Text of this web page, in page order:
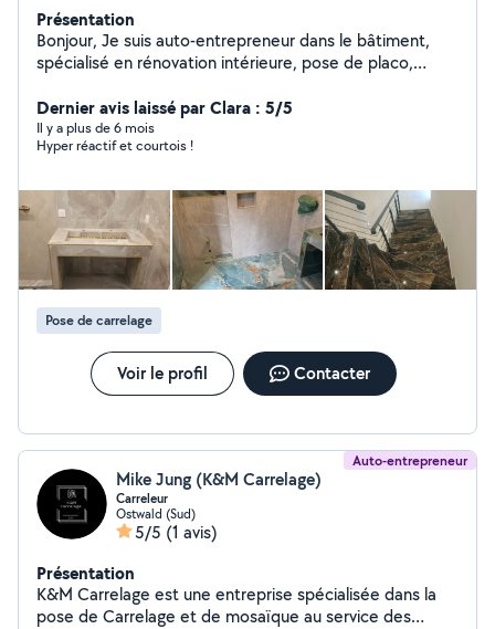
Présentation
Bonjour, Je suis auto-entrepreneur dans le bâtiment,
spécialisé en rénovation intérieure, pose de placo,
travail soigné, rapide et à prix raisonnable. Je suis
disponible pour des petits ou grands chantiers, en sous-
traitance ou directement avec particuliers. N'hésitez
Strasbourg
Dernier avis laissé par Clara : 5/5
Il y a plus de 6 mois
Hyper réactif et courtois !
Pose de carrelage
Voir le profil Contacter
Auto-entrepreneur
Mike Jung (K&M Carrelage)
Carreleur
Ostwald (Sud)
5/5 (1 avis)
Présentation
K&M Carrelage est une entreprise spécialisée dans la
pose de Carrelage et de mosaïque au service des